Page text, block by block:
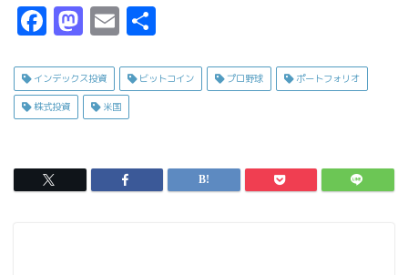
F
c
e
o
o
M
s
t
d
o
E
ai
l
インデックス投資 ビットコイン プロ野球 ポートフォリオ
株式投資 米国